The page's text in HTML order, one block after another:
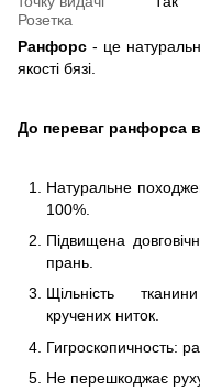
Розетка
Ранфорс - це
якості бязі.
До переваг ранфорса
Натуральне
100%.
Підвищена
прань.
Щільність
кручених ниток.
Гигроскопичность:
Не перешкоджає руху